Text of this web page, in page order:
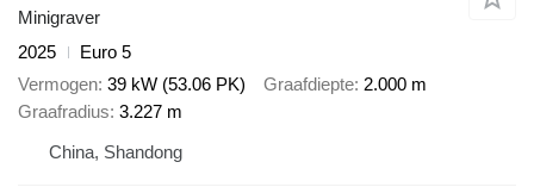
Minigraver
2025
Euro 5
Vermogen 39 kW (53.06 PK) Graafdiepte 2.000 m
Graafradius 3.227 m
China, Shandong